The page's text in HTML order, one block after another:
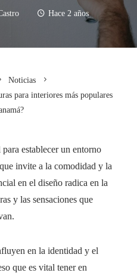
Hace 2 años
Noticias
para interiores más populares
para establecer un entorno
invite a la comodidad y la
en el diseño radica en la
y las sensaciones que
en la identidad y el
que es vital tener en